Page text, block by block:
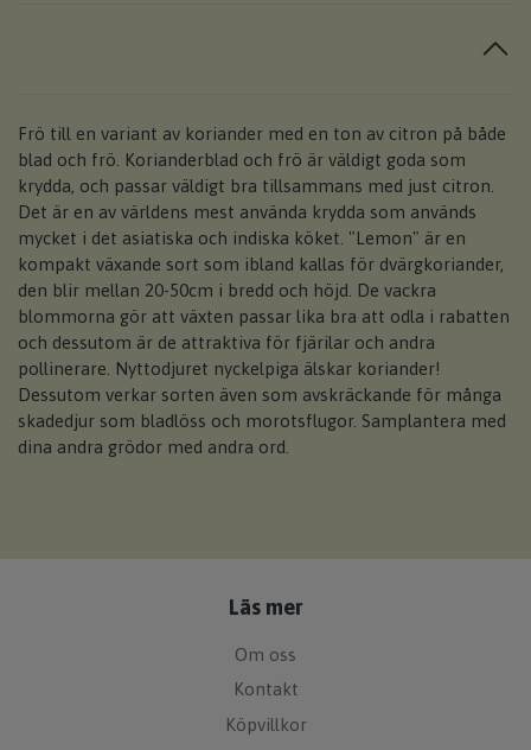
Frö till en variant av koriander med en ton av citron på både
blad och frö. Korianderblad och frö är väldigt goda som
krydda, och passar väldigt bra tillsammans med just citron.
Det är en av världens mest använda krydda som används
mycket i det asiatiska och indiska köket. "Lemon" är en
kompakt växande sort som ibland kallas för dvärgkoriander,
den blir mellan 20-50cm i bredd och höjd. De vackra
blommorna gör att växten passar lika bra att odla i rabatten
och dessutom är de attraktiva för fjärilar och andra
pollinerare. Nyttodjuret nyckelpiga älskar koriander!
Dessutom verkar sorten även som avskräckande för många
skadedjur som bladlöss och morotsflugor. Samplantera med
dina andra grödor med andra ord.
Läs mer
Om oss
Kontakt
Köpvillkor